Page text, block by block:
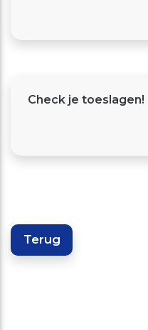
Check je toeslagen!
Terug